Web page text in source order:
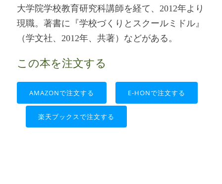
大学院学校教育研究科講師を経て、2012年より
現職。著書に『学校づくりとスクールミドル』
（学文社、2012年、共著）などがある。
この本を注文する
AMAZONで注文する E-HONで注文する
楽天ブックスで注文する